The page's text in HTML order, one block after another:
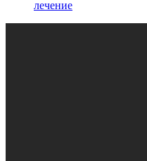
лечение